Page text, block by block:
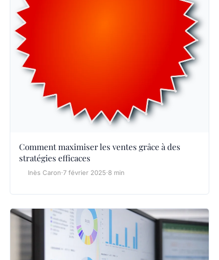
Comment maximiser les ventes grâce à des
stratégies efficaces
Inès Caron·7 février 2025·8 min